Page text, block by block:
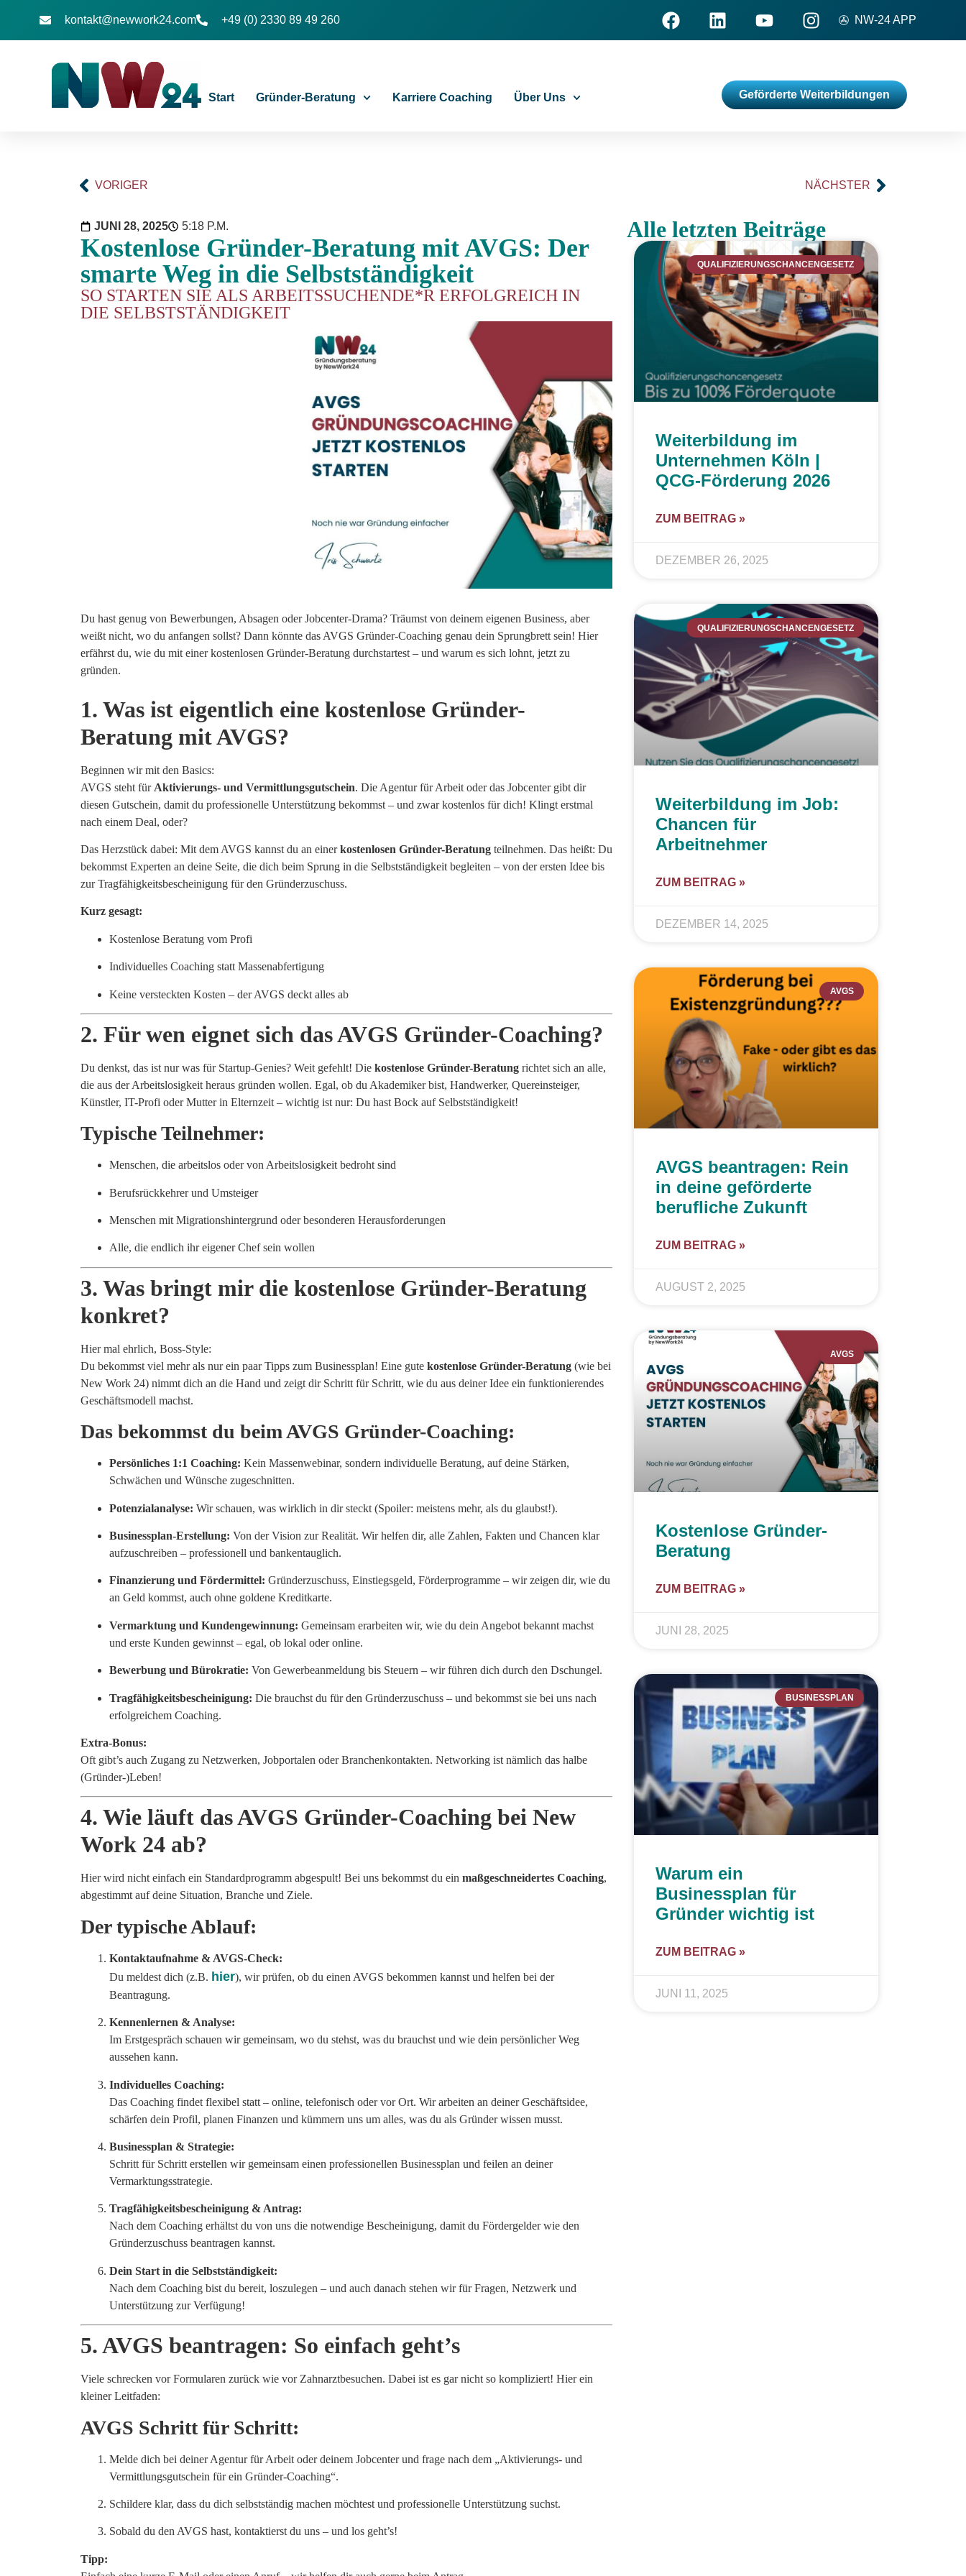
kontakt@newwork24.com +49 (0) 2330 89 49 260 NW-24 APP
Start Gründer-Beratung Karriere Coaching Über Uns Geförderte Weiterbildungen
VORIGER NÄCHSTER
JUNI 28, 2025 5:18 P.M.
Kostenlose Gründer-Beratung mit AVGS: Der
smarte Weg in die Selbstständigkeit
SO STARTEN SIE ALS ARBEITSSUCHENDE*R ERFOLGREICH IN
DIE SELBSTSTÄNDIGKEIT
Du hast genug von Bewerbungen, Absagen oder Jobcenter-Drama? Träumst von deinem eigenen Business, aber
weißt nicht, wo du anfangen sollst? Dann könnte das AVGS Gründer-Coaching genau dein Sprungbrett sein! Hier
erfährst du, wie du mit einer kostenlosen Gründer-Beratung durchstartest – und warum es sich lohnt, jetzt zu
gründen.
1. Was ist eigentlich eine kostenlose Gründer-
Beratung mit AVGS?
Beginnen wir mit den Basics:
AVGS steht für Aktivierungs- und Vermittlungsgutschein. Die Agentur für Arbeit oder das Jobcenter gibt dir
diesen Gutschein, damit du professionelle Unterstützung bekommst – und zwar kostenlos für dich! Klingt erstmal
nach einem Deal, oder?
Das Herzstück dabei: Mit dem AVGS kannst du an einerkostenlosen Gründer-Beratung teilnehmen. Das heißt: Du
bekommst Experten an deine Seite, die dich beim Sprung in die Selbstständigkeit begleiten – von der ersten Idee bis
zur Tragfähigkeitsbescheinigung für den Gründerzuschuss.
Kurz gesagt:
Kostenlose Beratung vom Profi
Individuelles Coaching statt Massenabfertigung
Keine versteckten Kosten – der AVGS deckt alles ab
2. Für wen eignet sich das AVGS Gründer-Coaching?
Du denkst, das ist nur was für Startup-Genies? Weit gefehlt! Die kostenlose Gründer-Beratung richtet sich an alle,
die aus der Arbeitslosigkeit heraus gründen wollen. Egal, ob du Akademiker bist, Handwerker, Quereinsteiger,
Künstler, IT-Profi oder Mutter in Elternzeit – wichtig ist nur: Du hast Bock auf Selbstständigkeit!
Typische Teilnehmer:
Menschen, die arbeitslos oder von Arbeitslosigkeit bedroht sind
Berufsrückkehrer und Umsteiger
Menschen mit Migrationshintergrund oder besonderen Herausforderungen
Alle, die endlich ihr eigener Chef sein wollen
3. Was bringt mir die kostenlose Gründer-Beratung
konkret?
Hier mal ehrlich, Boss-Style:
Du bekommst viel mehr als nur ein paar Tipps zum Businessplan! Eine gute kostenlose Gründer-Beratung (wie bei
New Work 24) nimmt dich an die Hand und zeigt dir Schritt für Schritt, wie du aus deiner Idee ein funktionierendes
Geschäftsmodell machst.
Das bekommst du beim AVGS Gründer-Coaching:
Persönliches 1:1 Coaching: Kein Massenwebinar, sondern individuelle Beratung, auf deine Stärken,
Schwächen und Wünsche zugeschnitten.
Potenzialanalyse: Wir schauen, was wirklich in dir steckt (Spoiler: meistens mehr, als du glaubst!).
Businessplan-Erstellung: Von der Vision zur Realität. Wir helfen dir, alle Zahlen, Fakten und Chancen klar
aufzuschreiben – professionell und bankentauglich.
Finanzierung und Fördermittel: Gründerzuschuss, Einstiegsgeld, Förderprogramme – wir zeigen dir, wie du
an Geld kommst, auch ohne goldene Kreditkarte.
Vermarktung und Kundengewinnung: Gemeinsam erarbeiten wir, wie du dein Angebot bekannt machst
und erste Kunden gewinnst – egal, ob lokal oder online.
Bewerbung und Bürokratie: Von Gewerbeanmeldung bis Steuern – wir führen dich durch den Dschungel.
Tragfähigkeitsbescheinigung: Die brauchst du für den Gründerzuschuss – und bekommst sie bei uns nach
erfolgreichem Coaching.
Extra-Bonus:
Oft gibt’s auch Zugang zu Netzwerken, Jobportalen oder Branchenkontakten. Networking ist nämlich das halbe
(Gründer-)Leben!
4. Wie läuft das AVGS Gründer-Coaching bei New
Work 24 ab?
Hier wird nicht einfach ein Standardprogramm abgespult! Bei uns bekommst du ein maßgeschneidertes Coaching,
abgestimmt auf deine Situation, Branche und Ziele.
Der typische Ablauf:
Kontaktaufnahme & AVGS-Check:
Du meldest dich (z.B. hier), wir prüfen, ob du einen AVGS bekommen kannst und helfen bei der
Beantragung.
Kennenlernen & Analyse:
Im Erstgespräch schauen wir gemeinsam, wo du stehst, was du brauchst und wie dein persönlicher Weg
aussehen kann.
Individuelles Coaching:
Das Coaching findet flexibel statt – online, telefonisch oder vor Ort. Wir arbeiten an deiner Geschäftsidee,
schärfen dein Profil, planen Finanzen und kümmern uns um alles, was du als Gründer wissen musst.
Businessplan & Strategie:
Schritt für Schritt erstellen wir gemeinsam einen professionellen Businessplan und feilen an deiner
Vermarktungsstrategie.
Tragfähigkeitsbescheinigung & Antrag:
Nach dem Coaching erhältst du von uns die notwendige Bescheinigung, damit du Fördergelder wie den
Gründerzuschuss beantragen kannst.
Dein Start in die Selbstständigkeit:
Nach dem Coaching bist du bereit, loszulegen – und auch danach stehen wir für Fragen, Netzwerk und
Unterstützung zur Verfügung!
5. AVGS beantragen: So einfach geht’s
Viele schrecken vor Formularen zurück wie vor Zahnarztbesuchen. Dabei ist es gar nicht so kompliziert! Hier ein
kleiner Leitfaden:
AVGS Schritt für Schritt:
Melde dich bei deiner Agentur für Arbeit oder deinem Jobcenter und frage nach dem „Aktivierungs- und
Vermittlungsgutschein für ein Gründer-Coaching“.
Schildere klar, dass du dich selbstständig machen möchtest und professionelle Unterstützung suchst.
Sobald du den AVGS hast, kontaktierst du uns – und los geht’s!
Tipp:
Alle letzten Beiträge
QUALIFIZIERUNGSCHANCENGESETZ
Weiterbildung im
Unternehmen Köln |
QCG-Förderung 2026
ZUM BEITRAG »
DEZEMBER 26, 2025
QUALIFIZIERUNGSCHANCENGESETZ
Weiterbildung im Job:
Chancen für
Arbeitnehmer
ZUM BEITRAG »
DEZEMBER 14, 2025
AVGS
AVGS beantragen: Rein
in deine geförderte
berufliche Zukunft
ZUM BEITRAG »
AUGUST 2, 2025
AVGS
Kostenlose Gründer-
Beratung
ZUM BEITRAG »
JUNI 28, 2025
BUSINESSPLAN
Warum ein
Businessplan für
Gründer wichtig ist
ZUM BEITRAG »
JUNI 11, 2025